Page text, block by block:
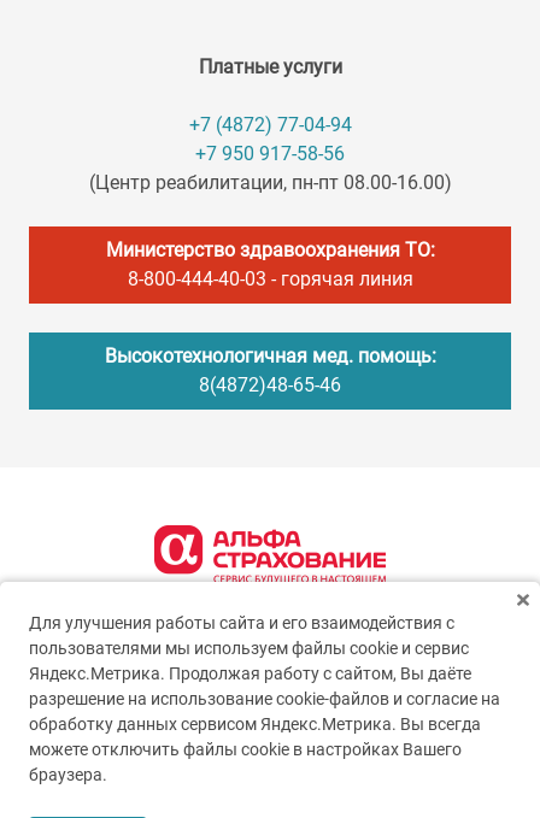
Платные услуги
+7 (4872) 77-04-94
+7 950 917-58-56
(Центр реабилитации, пн-пт 08.00-16.00)
Министерство здравоохранения ТО:
8-800-444-40-03 - горячая линия
Высокотехнологичная мед. помощь:
8(4872)48-65-46
Для улучшения работы сайта и его взаимодействия с
пользователями мы используем файлы cookie и сервис
Яндекс.Метрика. Продолжая работу с сайтом, Вы даёте
разрешение на использование cookie-файлов и согласие на
обработку данных сервисом Яндекс.Метрика. Вы всегда
можете отключить файлы cookie в настройках Вашего
браузера.